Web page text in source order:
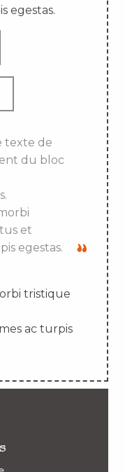
egestas.
texte de
du bloc
et
egestas.
tristique
ac turpis